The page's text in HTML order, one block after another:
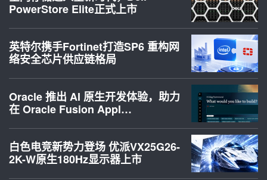
PowerStore Elite正式上市
英特尔携手Fortinet打造SP6 重构网
络安全芯片供应链格局
Oracle 推出 AI 原生开发体验，助力
在 Oracle Fusion Appl…
白色电竞新势力登场 优派VX25G26-
2K-W原生180Hz显示器上市